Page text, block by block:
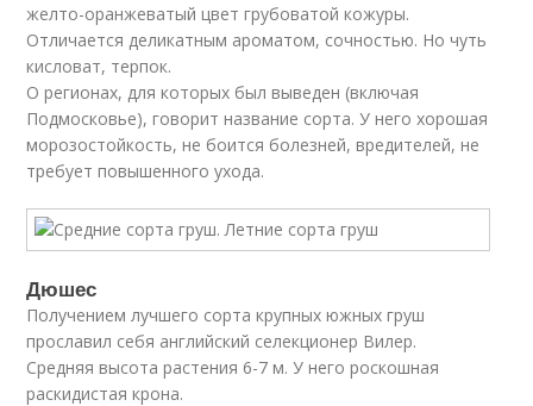
желто-оранжеватый цвет грубоватой кожуры.
Отличается деликатным ароматом, сочностью. Но чуть
кисловат, терпок.
О регионах, для которых был выведен (включая
Подмосковье), говорит название сорта. У него хорошая
морозостойкость, не боится болезней, вредителей, не
требует повышенного ухода.
Дюшес
Получением лучшего сорта крупных южных груш
прославил себя английский селекционер Вилер.
Средняя высота растения 6-7 м. У него роскошная
раскидистая крона.